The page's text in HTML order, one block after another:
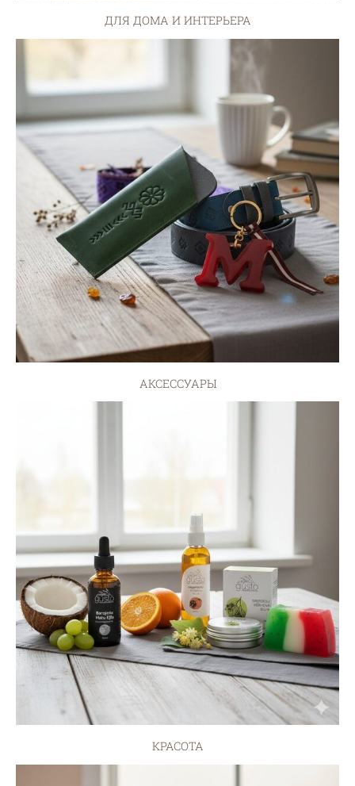
ДЛЯ ДОМА И ИНТЕРЬЕРА
АКСЕССУАРЫ
КРАСОТА